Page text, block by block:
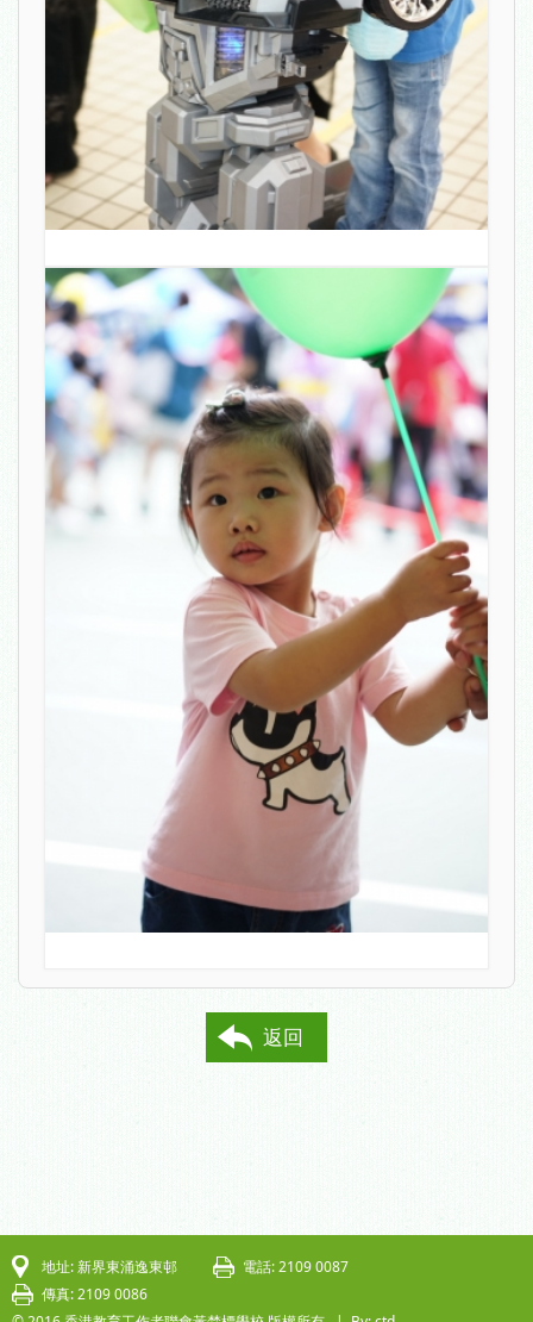
返回
地址: 新界東涌逸東邨
電話: 2109 0087
傳真: 2109 0086